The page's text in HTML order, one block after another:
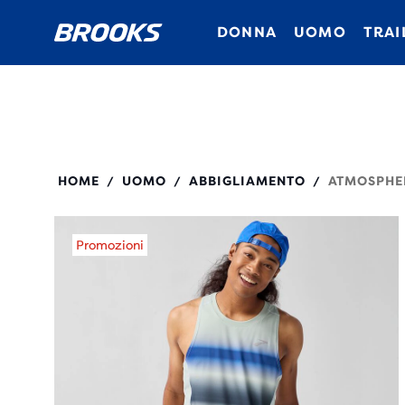
DONNA UOMO
HOME / UOMO / ABBIGLIAMENTO /
Promozioni